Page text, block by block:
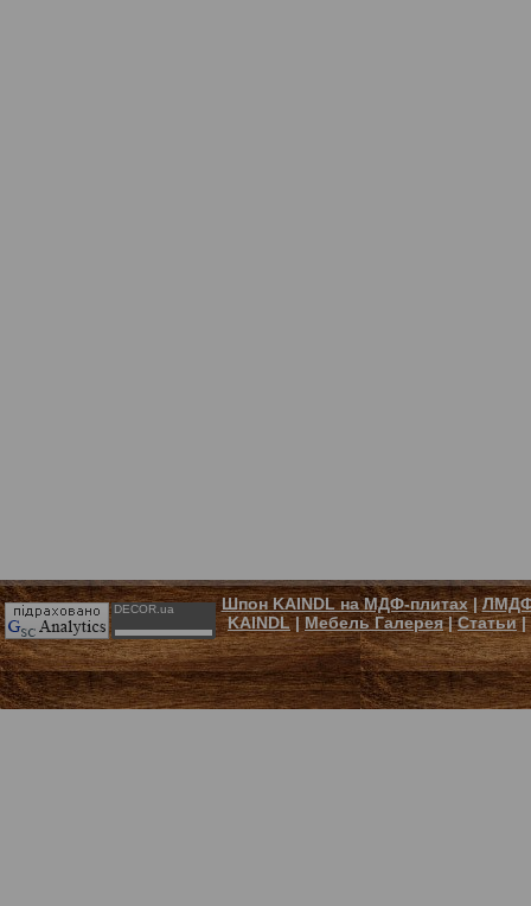
DECOR.ua Шпон KAINDL на МДФ-плитах|ЛМДФ
KAINDL| Мебель Галерея|Статьи|